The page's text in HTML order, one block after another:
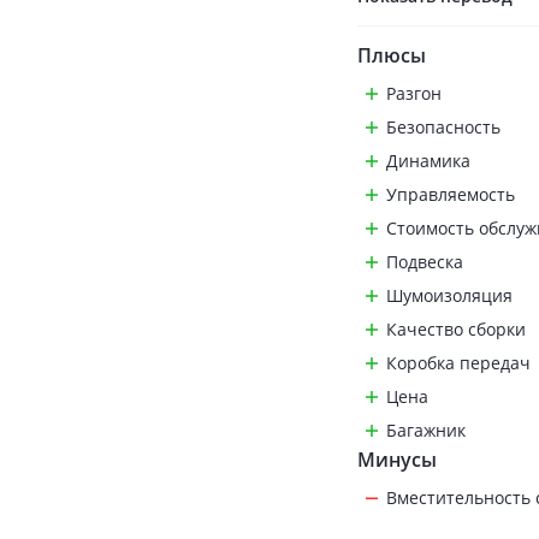
Плюсы
Разгон
Безопасность
Динамика
Управляемость
Стоимость
Подвеска
Шумоизоляция
Качество сборки
Коробка передач
Цена
Багажник
Минусы
Вместительность